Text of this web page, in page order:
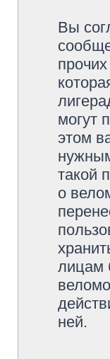
Вы
могут
этом
такой
о
лицам
ней.